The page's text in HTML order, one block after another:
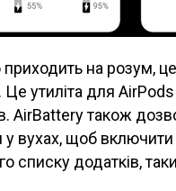
на розум,
Це утиліта для
AirBattery також
вухах, щоб
списку додатків,